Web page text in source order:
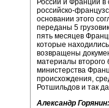
российско-
основании этого
переданы 5
пять месяцев
которые
возвращены
материалы второго
министерства
происхождения,
Ротшильдов и так
Александр Горянин: